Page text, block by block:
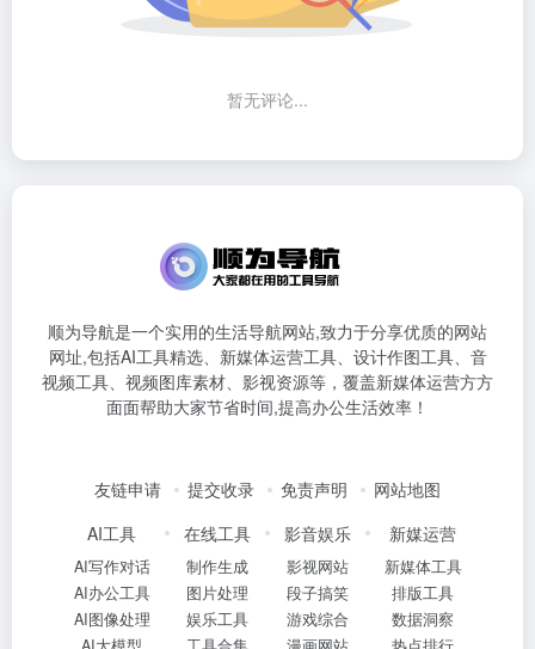
暂无评论...
顺为导航是一个实用的生活导航网站,致力于分享优质的网站
网址,包括AI工具精选、新媒体运营工具、设计作图工具、音
视频工具、视频图库素材、影视资源等，覆盖新媒体运营方方
面面帮助大家节省时间,提高办公生活效率！
友链申请 提交收录 免责声明
网站地图
AI工具
AI写作对话
AI办公工具
AI图像处理
在线工具
制作生成
图片处理
娱乐工具
影音娱乐
影视网站
段子搞笑
游戏综合
新媒运营
新媒体工具
排版工具
数据洞察